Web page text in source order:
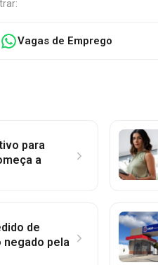
Vagas de Emprego
para
a
de
pela